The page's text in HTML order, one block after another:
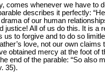
comes whenever we have to
describes it perfectly:
of our human
justice! All of us do this. It is a
us to forgive and to do so
love, not our own
obtained mercy at the foot
end of the parable: “So also
35).